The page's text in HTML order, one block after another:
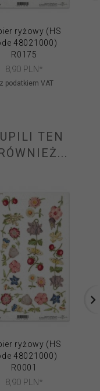
ryżowy (HS
48021000)
R0175
8,90 PLN*
podatkiem VAT
TEN
ryżowy (HS
48021000)
R0001
8,90 PLN*